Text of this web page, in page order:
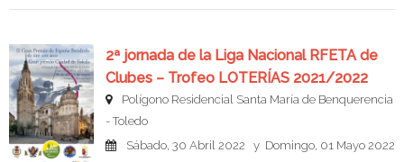
2ª jornada de la Liga Nacional RFETA de
Clubes – Trofeo LOTERÍAS 2021/2022
Polígono Residencial Santa María de Benquerencia
- Toledo
Sábado, 30 Abril 2022 y Domingo, 01 Mayo 2022